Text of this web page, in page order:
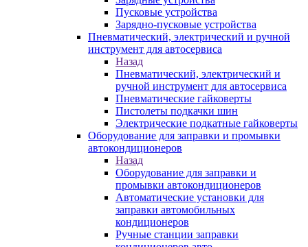
Пусковые устройства
Зарядно-пусковые устройства
Пневматический, электрический и ручной
инструмент для автосервиса
Назад
Пневматический, электрический и
ручной инструмент для автосервиса
Пневматические гайковерты
Пистолеты подкачки шин
Электрические подкатные гайковерты
Оборудование для заправки и промывки
автокондиционеров
Назад
Оборудование для заправки и
промывки автокондиционеров
Автоматические установки для
заправки автомобильных
кондиционеров
Ручные станции заправки